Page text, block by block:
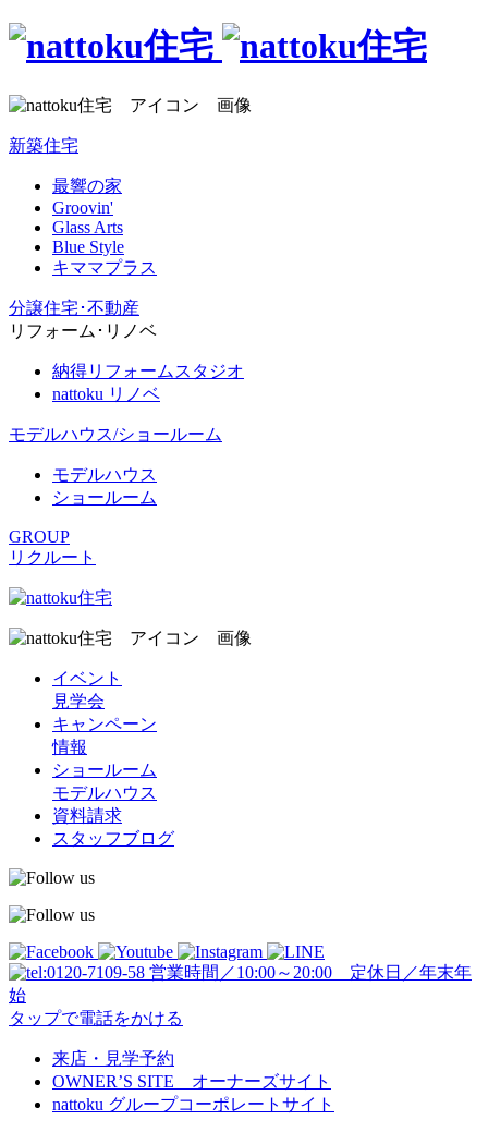
新築住宅
最響の家
Groovin'
Glass Arts
Blue Style
キママプラス
分譲住宅･不動産
リフォーム･リノベ
納得リフォームスタジオ
nattoku リノベ
モデルハウス/ショールーム
モデルハウス
ショールーム
GROUP
リクルート
イベント
見学会
キャンペーン
情報
ショールーム
モデルハウス
資料請求
スタッフブログ
営業時間／10:00～20:00 定休日／年末年
始
タップで電話をかける
来店・見学予約
OWNER’S SITE オーナーズサイト
nattoku グループコーポレートサイト